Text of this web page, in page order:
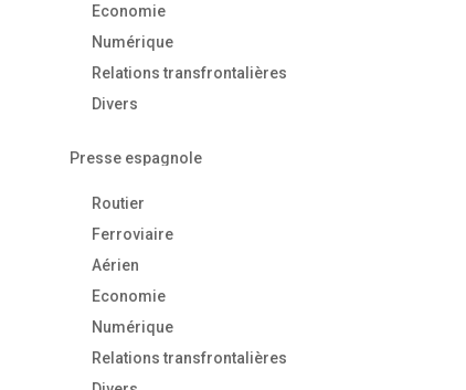
Economie
Numérique
Relations transfrontalières
Divers
Presse espagnole
Routier
Ferroviaire
Aérien
Economie
Numérique
Relations transfrontalières